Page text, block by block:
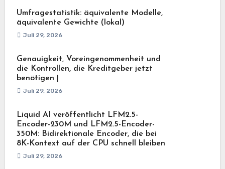
Umfragestatistik: äquivalente Modelle,
äquivalente Gewichte (lokal)
Juli 29, 2026
Genauigkeit, Voreingenommenheit und
die Kontrollen, die Kreditgeber jetzt
benötigen |
Juli 29, 2026
Liquid AI veröffentlicht LFM2.5-
Encoder-230M und LFM2.5-Encoder-
350M: Bidirektionale Encoder, die bei
8K-Kontext auf der CPU schnell bleiben
Juli 29, 2026